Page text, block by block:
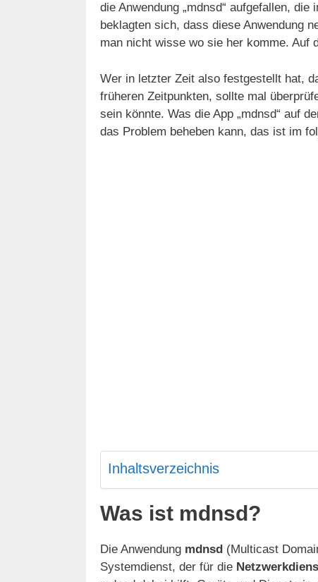
die Anwendung „mdnsd“ aufgefallen,
beklagten sich, dass diese Anwendung
man nicht wisse wo sie her komme. Auf
Wer in letzter Zeit also festgestellt hat,
früheren Zeitpunkten, sollte mal
sein könnte. Was die App „mdnsd“ auf
das Problem beheben kann, das ist im
Inhaltsverzeichnis
Was ist mdnsd?
Die Anwendung mdnsd (Multicast
Systemdienst, der für die